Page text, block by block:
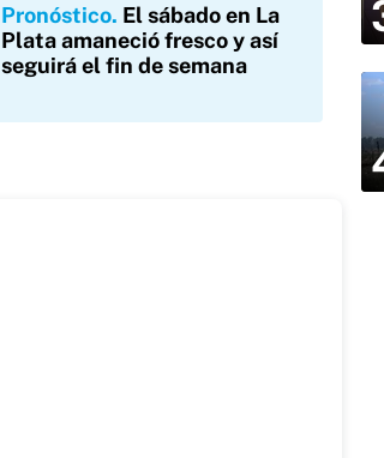
Pronóstico El sábado en La
Plata amaneció fresco y así
seguirá el fin de semana